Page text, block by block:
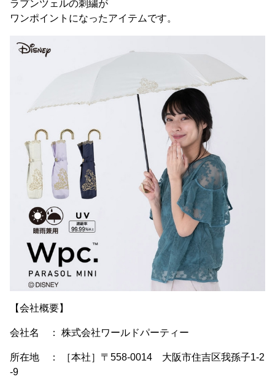
ラプンツェルの刺繍が
ワンポイントになったアイテムです。
【会社概要】
会社名 ： 株式会社ワールドパーティー
所在地 ： ［本社］〒558-0014 大阪市住吉区我孫子1-2
-9